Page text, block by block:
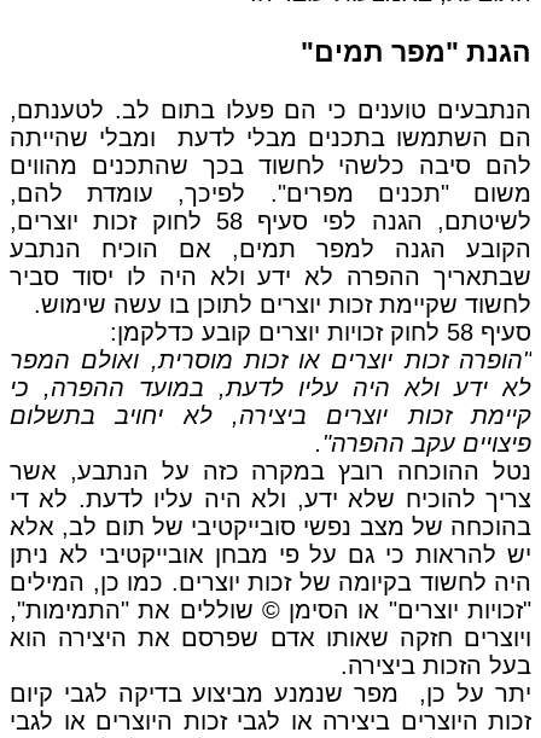
הגנת "מפר תמים"
הנתבעים טוענים כי הם פעלו בתום לב. לטענתם,
הם השתמשו בתכנים מבלי לדעת ומבלי שהייתה
להם סיבה כלשהי לחשוד בכך שהתכנים מהווים
משום "תכנים מפרים". לפיכך, עומדת להם,
לשיטתם, הגנה לפי סעיף 58 לחוק זכות יוצרים,
הקובע הגנה למפר תמים, אם הוכיח הנתבע
שבתאריך ההפרה לא ידע ולא היה לו יסוד סביר
לחשוד שקיימת זכות יוצרים לתוכן בו עשה שימוש.
סעיף 58 לחוק זכויות יוצרים קובע כדלקמן:
"הופרה זכות יוצרים או זכות מוסרית, ואולם המפר
לא ידע ולא היה עליו לדעת, במועד ההפרה, כי
קיימת זכות יוצרים ביצירה, לא יחויב בתשלום
פיצויים עקב ההפרה".
נטל ההוכחה רובץ במקרה כזה על הנתבע, אשר
צריך להוכיח שלא ידע, ולא היה עליו לדעת. לא די
בהוכחה של מצב נפשי סובייקטיבי של תום לב, אלא
יש להראות כי גם על פי מבחן אובייקטיבי לא ניתן
היה לחשוד בקיומה של זכות יוצרים. כמו כן, המילים
"זכויות יוצרים" או הסימן © שוללים את "התמימות",
ויוצרים חזקה שאותו אדם שפרסם את היצירה הוא
בעל הזכות ביצירה.
יתר על כן, מפר שנמנע מביצוע בדיקה לגבי קיום
זכות היוצרים ביצירה או לגבי זכות היוצרים או לגבי